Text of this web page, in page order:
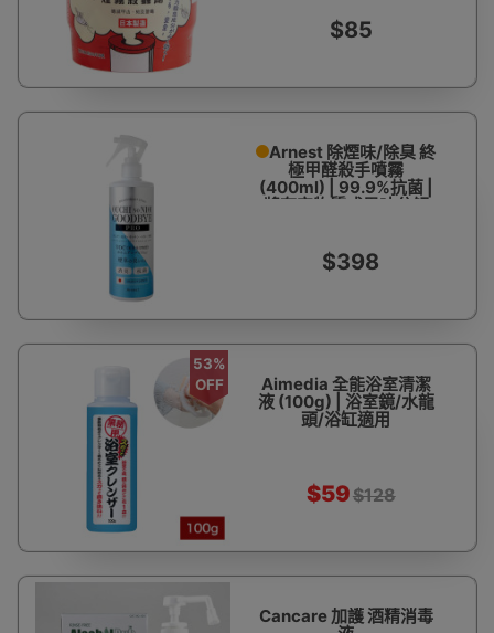
$85
Arnest 除煙味/除臭 終
極甲醛殺手噴霧
(400ml) | 99.9%抗菌 |
將有害物質或異味分解
$398
53%
OFF
Aimedia 全能浴室清潔
液 (100g) | 浴室鏡/水龍
頭/浴缸適用
$59$128
Cancare 加護 酒精消毒